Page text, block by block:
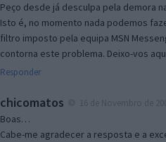
Peço desde já desculpa pela demora
Isto é, no momento nada podemos
filtro imposto pela equipa MSN
contorna este problema. Deixo-vos
Responder
chicomatos
Boas…
Cabe-me agradecer a resposta e a